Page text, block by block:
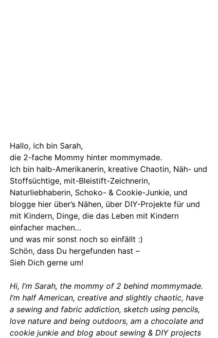
Hallo, ich bin Sarah,
die 2-fache Mommy hinter mommymade.
Ich bin halb-Amerikanerin, kreative Chaotin, Näh- und
Stoffsüchtige, mit-Bleistift-Zeichnerin,
Naturliebhaberin, Schoko- & Cookie-Junkie, und
blogge hier über’s Nähen, über DIY-Projekte für und
mit Kindern, Dinge, die das Leben mit Kindern
einfacher machen…
und was mir sonst noch so einfällt :)
Schön, dass Du hergefunden hast –
Sieh Dich gerne um!
Hi, I’m Sarah, the mommy of 2 behind mommymade.
I’m half American, creative and slightly chaotic, have
a sewing and fabric addiction, sketch using pencils,
love nature and being outdoors, am a chocolate and
cookie junkie and blog about sewing & DIY projects